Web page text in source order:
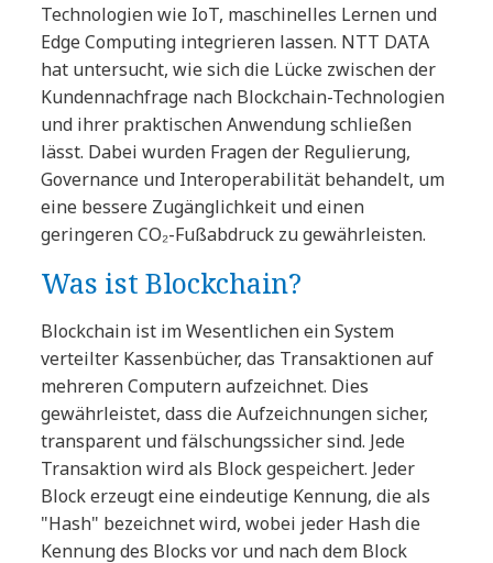
Technologien wie IoT, maschinelles Lernen und
Edge Computing integrieren lassen. NTT DATA
hat untersucht, wie sich die Lücke zwischen der
Kundennachfrage nach Blockchain-Technologien
und ihrer praktischen Anwendung schließen
lässt. Dabei wurden Fragen der Regulierung,
Governance und Interoperabilität behandelt, um
eine bessere Zugänglichkeit und einen
geringeren CO₂-Fußabdruck zu gewährleisten.
Was ist Blockchain?
Blockchain ist im Wesentlichen ein System
verteilter Kassenbücher, das Transaktionen auf
mehreren Computern aufzeichnet. Dies
gewährleistet, dass die Aufzeichnungen sicher,
transparent und fälschungssicher sind. Jede
Transaktion wird als Block gespeichert. Jeder
Block erzeugt eine eindeutige Kennung, die als
"Hash" bezeichnet wird, wobei jeder Hash die
Kennung des Blocks vor und nach dem Block